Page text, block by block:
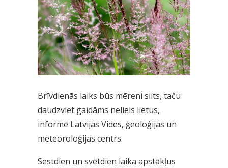
Brīvdienās laiks būs mēreni silts, taču
daudzviet gaidāms neliels lietus,
informē Latvijas Vides, ģeoloģijas un
meteoroloģijas centrs.
Sestdien un svētdien laika apstākļus